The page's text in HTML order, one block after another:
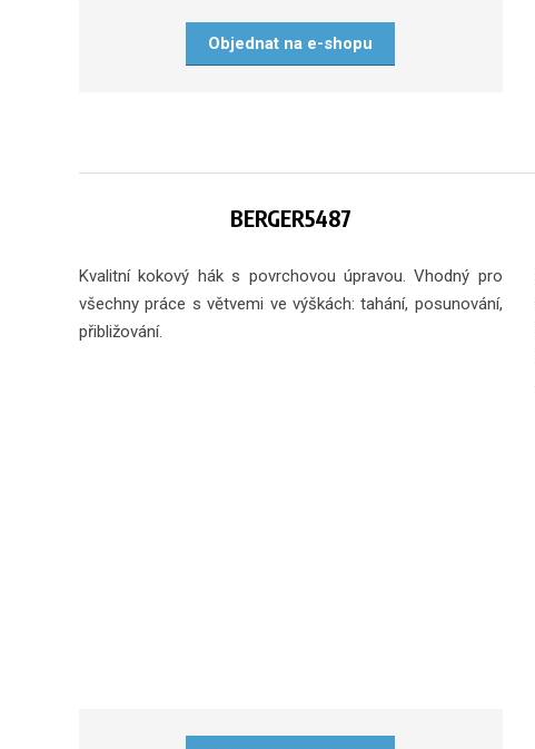
Objednat na e-shopu
BERGER5487
Kvalitní kokový hák s povrchovou úpravou. Vhodný pro
všechny práce s větvemi ve výškách: tahání, posunování,
přibližování.